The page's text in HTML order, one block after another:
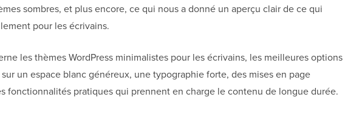
sombres, et plus encore, ce qui nous a donné un aperçu clair de ce qui
pour les écrivains.
les thèmes WordPress minimalistes pour les écrivains, les meilleures options
un espace blanc généreux, une typographie forte, des mises en page
fonctionnalités pratiques qui prennent en charge le contenu de longue durée.